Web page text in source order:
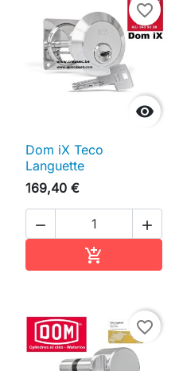

favorite_border
Dom iX Teco
Languette
169,40 €
 

favorite_border